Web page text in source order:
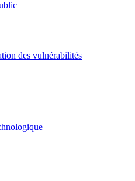
des vulnérabilités